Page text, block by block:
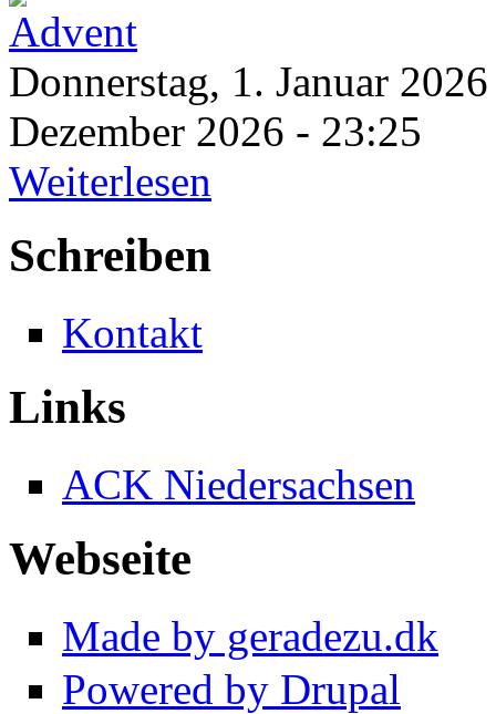
Donnerstag, 1. Januar
Dezember 2026 - 23:25
Weiterlesen
Schreiben
Kontakt
Links
ACK Niedersachsen
Webseite
Made by geradezu.dk
Powered by Drupal